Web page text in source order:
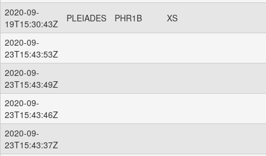
2020-09-
19T15:30:43Z
PLEIADES PHR1B XS
2020-09-
23T15:43:53Z
2020-09-
23T15:43:49Z
2020-09-
23T15:43:46Z
2020-09-
23T15:43:37Z